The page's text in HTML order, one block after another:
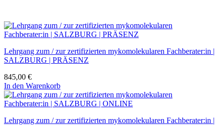
Lehrgang zum / zur zertifizierten mykomolekularen Fachberater:in |
SALZBURG | PRÄSENZ
845,00 €
In den Warenkorb
Lehrgang zum / zur zertifizierten mykomolekularen Fachberater:in |